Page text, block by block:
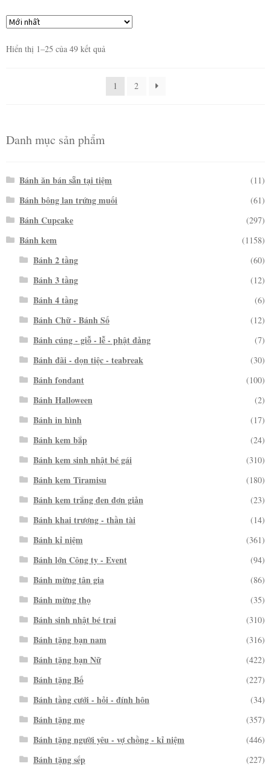
Hiển thị 1–25 của 49 kết quả
1 2
Danh mục sản phẩm
Bánh ăn bán sẵn tại tiệm (11)
Bánh bông lan trứng muối (61)
Bánh Cupcake (297)
Bánh kem (1158)
Bánh 2 tầng (60)
Bánh 3 tầng (12)
Bánh 4 tầng (6)
Bánh Chữ - Bánh Số (12)
Bánh cúng - giỗ - lễ - phật đảng (7)
Bánh đãi - dọn tiệc - teabreak (30)
Bánh fondant (100)
Bánh Halloween (2)
Bánh in hình (17)
Bánh kem bắp (24)
Bánh kem sinh nhật bé gái (310)
Bánh kem Tiramisu (180)
Bánh kem trắng đen đơn giản (23)
Bánh khai trương - thần tài (14)
Bánh kỉ niệm (361)
Bánh lớn Công ty - Event (94)
Bánh mừng tân gia (86)
Bánh mừng thọ (35)
Bánh sinh nhật bé trai (310)
Bánh tặng bạn nam (316)
Bánh tặng bạn Nữ (422)
Bánh tặng Bố (227)
Bánh tầng cưới - hỏi - đính hôn (34)
Bánh tặng mẹ (357)
Bánh tặng người yêu - vợ chồng - kỉ niệm (446)
Bánh tặng sếp (227)